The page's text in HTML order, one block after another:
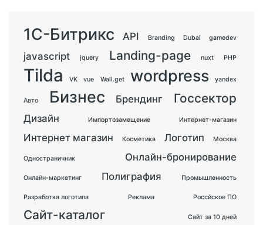
1С-Битрикс API Branding Dubai gamedev
javascript jquery Landing-page nuxt PHP
Tilda VK vue Wall.get wordpress yandex
Авто Бизнес Брендинг Госсектор
Дизайн Импортозамещение Интернет-магазин
Интернет магазин Косметика Логотип Москва
Одностраничник Онлайн-бронирование
Онлайн-маркетинг Полиграфия Промышленность
Разработка логотипа Реклама Россйское ПО
Сайт-каталог Сайт за 10 дней